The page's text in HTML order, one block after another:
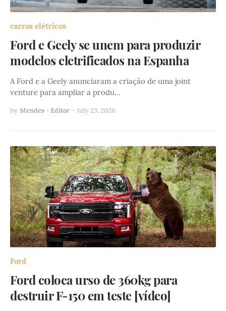
carros elétricos
Ford e Geely se unem para produzir
modelos eletrificados na Espanha
A Ford e a Geely anunciaram a criação de uma joint
venture para ampliar a produ…
by Mendes - Editor - July 23, 2026
Ford
Ford coloca urso de 360kg para
destruir F-150 em teste [vídeo]